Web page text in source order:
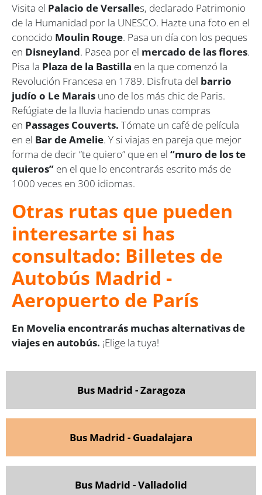
Visita el Palacio de Versalles, declarado Patrimonio
de la Humanidad por la UNESCO. Hazte una foto en el
conocido Moulin Rouge. Pasa un día con los peques
en Disneyland. Pasea por el mercado de las flores.
Pisa la Plaza de la Bastilla en la que comenzó la
Revolución Francesa en 1789. Disfruta del barrio
judío o Le Marais uno de los más chic de Paris.
Refúgiate de la lluvia haciendo unas compras
en Passages Couverts. Tómate un café de película
en el Bar de Amelie. Y si viajas en pareja que mejor
forma de decir “te quiero” que en el “muro de los te
quieros” en el que lo encontrarás escrito más de
1000 veces en 300 idiomas.
Otras rutas que pueden
interesarte si has
consultado: Billetes de
Autobús Madrid -
Aeropuerto de París
En Movelia encontrarás muchas alternativas de
viajes en autobús. ¡Elige la tuya!
Bus Madrid - Zaragoza
Bus Madrid - Guadalajara
Bus Madrid - Valladolid